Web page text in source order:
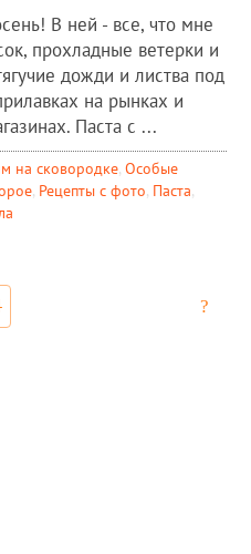
В ней - все, что мне
прохладные ветерки и
дожди и листва под
на рынках и
Паста с ...
на сковородке, Особые
, Рецепты c фото, Паста,